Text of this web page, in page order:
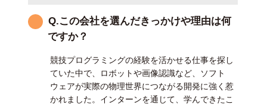
Q.この会社を選んだきっかけや理由は何
ですか？
競技プログラミングの経験を活かせる仕事を探し
ていた中で、ロボットや画像認識など、ソフト
ウェアが実際の物理世界につながる開発に強く惹
かれました。インターンを通じて、学んできたこ